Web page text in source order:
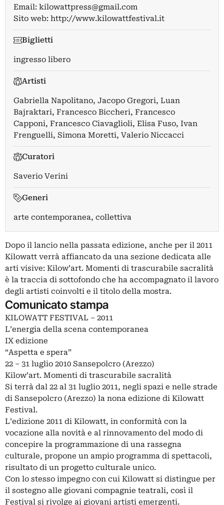
Email: kilowattpress@gmail.com
Sito web: http://www.kilowattfestival.it
Biglietti
ingresso libero
Artisti
Gabriella Napolitano, Jacopo Gregori, Luan
Bajraktari, Francesco Biccheri, Francesco
Capponi, Francesco Ciavaglioli, Elisa Fuso, Ivan
Frenguelli, Simona Moretti, Valerio Niccacci
Curatori
Saverio Verini
Generi
arte contemporanea, collettiva
Dopo il lancio nella passata edizione, anche per il 2011
Kilowatt verrà affiancato da una sezione dedicata alle
arti visive: Kilow’art. Momenti di trascurabile sacralità
è la traccia di sottofondo che ha accompagnato il lavoro
degli artisti coinvolti e il titolo della mostra.
Comunicato stampa
KILOWATT FESTIVAL – 2011
L’energia della scena contemporanea
IX edizione
“Aspetta e spera”
22 – 31 luglio 2010 Sansepolcro (Arezzo)
Kilow’art. Momenti di trascurabile sacralità
Si terrà dal 22 al 31 luglio 2011, negli spazi e nelle strade
di Sansepolcro (Arezzo) la nona edizione di Kilowatt
Festival.
L’edizione 2011 di Kilowatt, in conformità con la
vocazione alla novità e al rinnovamento del modo di
concepire la programmazione di una rassegna
culturale, propone un ampio programma di spettacoli,
risultato di un progetto culturale unico.
Con lo stesso impegno con cui Kilowatt si distingue per
il sostegno alle giovani compagnie teatrali, così il
Festival si rivolge ai giovani artisti emergenti.